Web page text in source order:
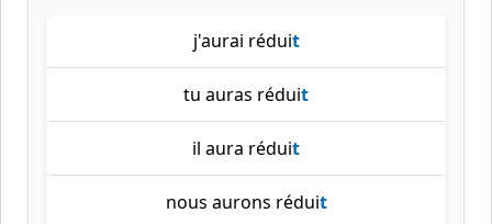
j'aurai réduit
tu auras réduit
il aura réduit
nous aurons réduit